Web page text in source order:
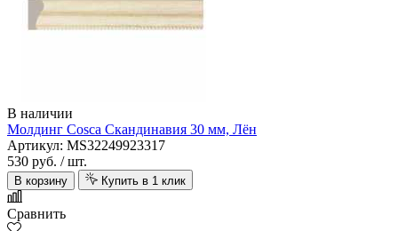
В наличии
Молдинг Cosca Скандинавия 30 мм, Лён
Артикул: MS32249923317
530 руб. / шт.
В корзину Купить в 1 клик
Сравнить